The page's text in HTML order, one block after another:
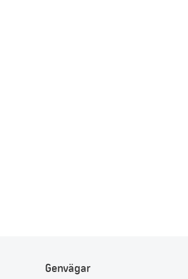
Genvägar